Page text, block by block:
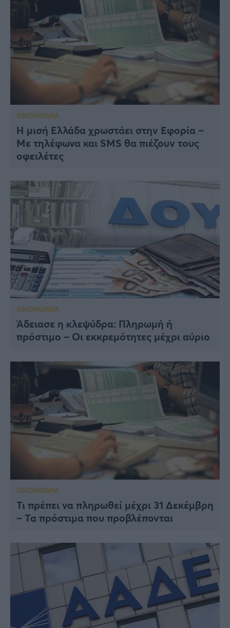
ΟΙΚΟΝΟΜΙΑ
Η μισή Ελλάδα χρωστάει στην Εφορία –
Με τηλέφωνα και SMS θα πιέζουν τους
οφειλέτες
ΟΙΚΟΝΟΜΙΑ
Άδειασε η κλεψύδρα: Πληρωμή ή
πρόστιμο – Οι εκκρεμότητες μέχρι αύριο
ΟΙΚΟΝΟΜΙΑ
Τι πρέπει να πληρωθεί μέχρι 31 Δεκέμβρη
– Τα πρόστιμα που προβλέπονται